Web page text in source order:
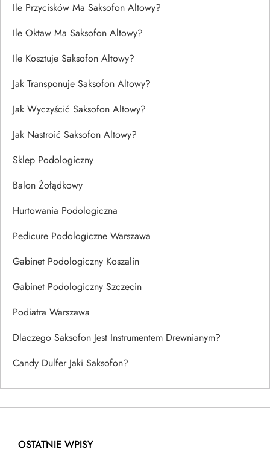
Ile Przycisków Ma Saksofon Altowy?
Ile Oktaw Ma Saksofon Altowy?
Ile Kosztuje Saksofon Altowy?
Jak Transponuje Saksofon Altowy?
Jak Wyczyścić Saksofon Altowy?
Jak Nastroić Saksofon Altowy?
Sklep Podologiczny
Balon Żołądkowy
Hurtowania Podologiczna
Pedicure Podologiczne Warszawa
Gabinet Podologiczny Koszalin
Gabinet Podologiczny Szczecin
Podiatra Warszawa
Dlaczego Saksofon Jest Instrumentem Drewnianym?
Candy Dulfer Jaki Saksofon?
OSTATNIE WPISY